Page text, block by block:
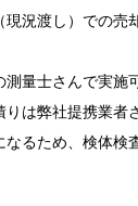
況渡し）での売
測量士さんで実施
は弊社提携業者
るため、検体検